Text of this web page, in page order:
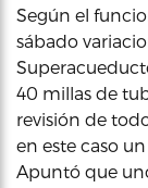
Según el
sábado
40 millas de
revisión de
en este caso
Apuntó que